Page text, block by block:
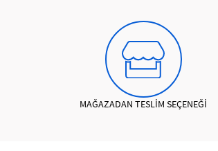
MAĞAZADAN TESLİM SEÇENEĞİ